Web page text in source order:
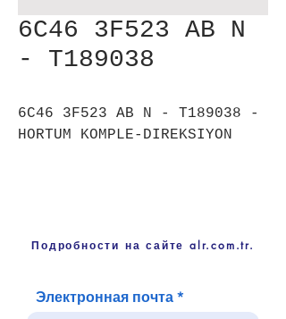
6C46 3F523 AB N
- T189038
6C46 3F523 AB N - T189038 -
HORTUM KOMPLE-DIREKSIYON
Подробности на сайте alr.com.tr.
Электронная почта